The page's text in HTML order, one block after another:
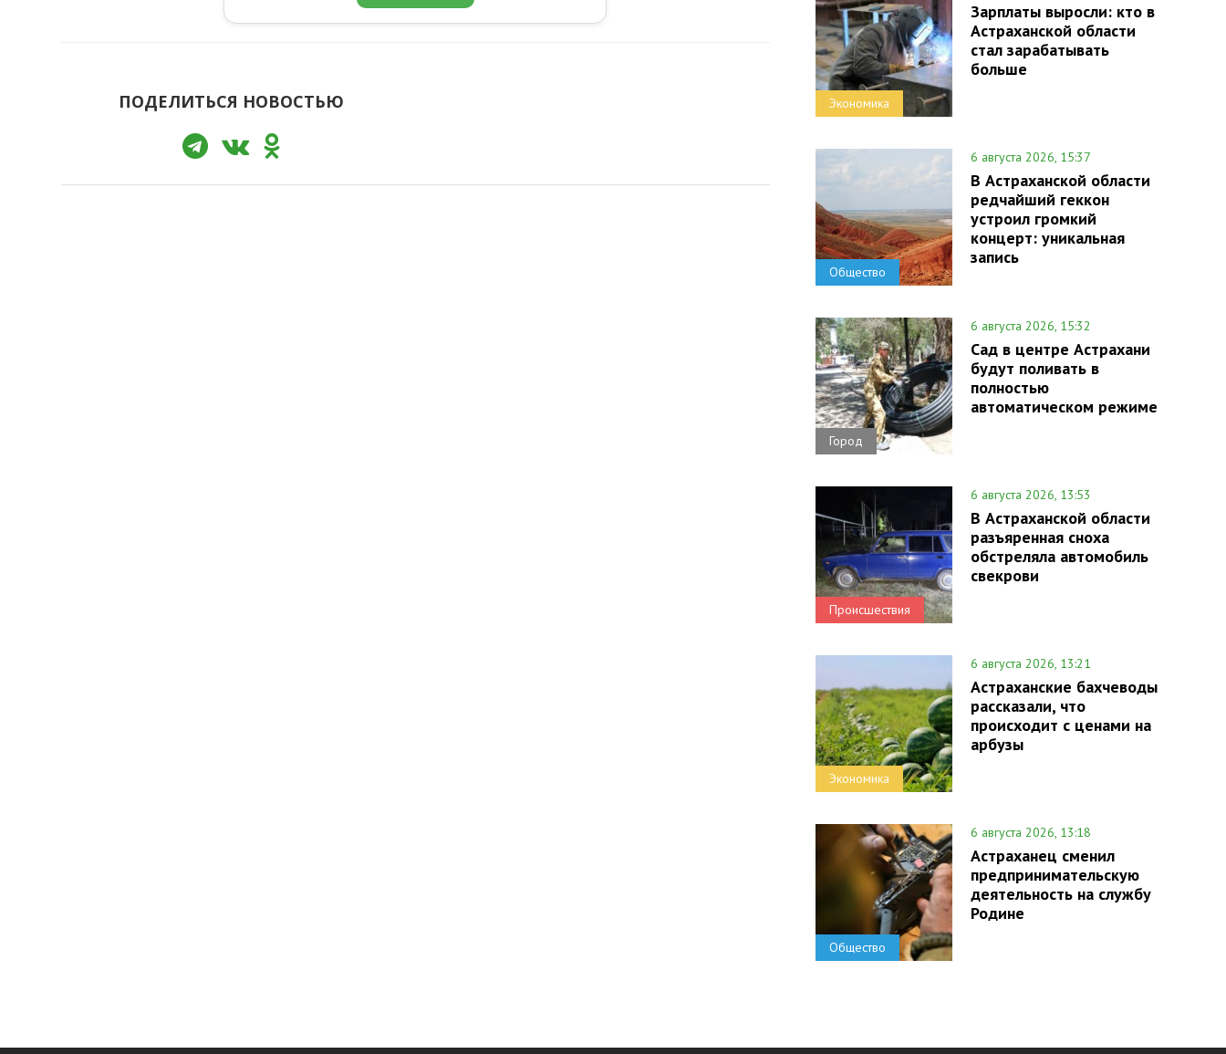
ПОДЕЛИТЬСЯ НОВОСТЬЮ Экономика
Зарплаты выросли: кто в
Астраханской области
стал зарабатывать
больше
Общество
6 августа 2026, 15:37
В Астраханской области
редчайший геккон
устроил громкий
концерт: уникальная
запись
Город
6 августа 2026, 15:32
Сад в центре Астрахани
будут поливать в
полностью
автоматическом режиме
Происшествия
6 августа 2026, 13:53
В Астраханской области
разъяренная сноха
обстреляла автомобиль
свекрови
Экономика
6 августа 2026, 13:21
Астраханские бахчеводы
рассказали, что
происходит с ценами на
арбузы
Общество
6 августа 2026, 13:18
Астраханец сменил
предпринимательскую
деятельность на службу
Родине